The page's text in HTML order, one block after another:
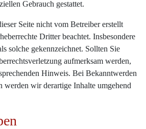
Gebrauch gestattet.
Seite nicht vom Betreiber erstellt
Dritter beachtet. Insbesondere
solche gekennzeichnet. Sollten Sie
aufmerksam werden,
Hinweis. Bei Bekanntwerden
werden wir derartige Inhalte umgehend